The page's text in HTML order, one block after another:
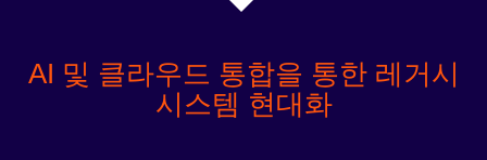
AI 및 클라우드 통합을 통한 레거시
시스템 현대화